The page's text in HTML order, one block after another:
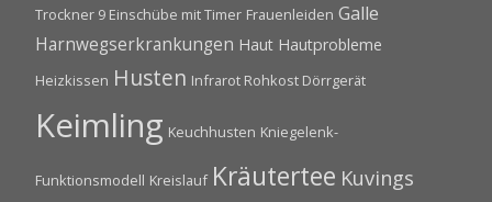
Trockner 9 Einschübe mit Timer Frauenleiden Galle
Harnwegserkrankungen Haut Hautprobleme
Heizkissen Husten Infrarot Rohkost Dörrgerät
Keimling Keuchhusten Kniegelenk-
Funktionsmodell Kreislauf Kräutertee Kuvings